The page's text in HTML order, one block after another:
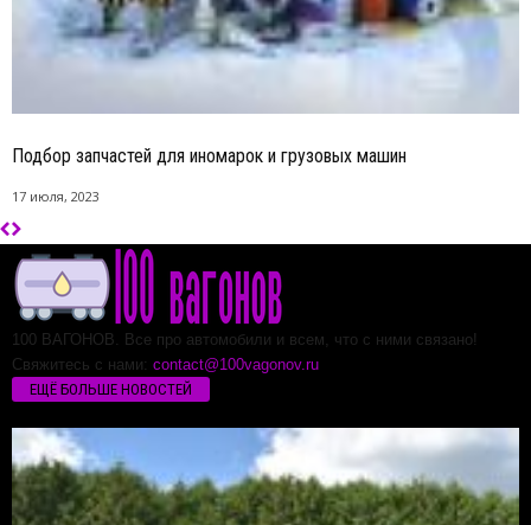
Подбор запчастей для иномарок и грузовых машин
17 июля, 2023
100 ВАГОНОВ. Все про автомобили и всем, что с ними связано!
Свяжитесь с нами: contact@100vagonov.ru
ЕЩЁ БОЛЬШЕ НОВОСТЕЙ